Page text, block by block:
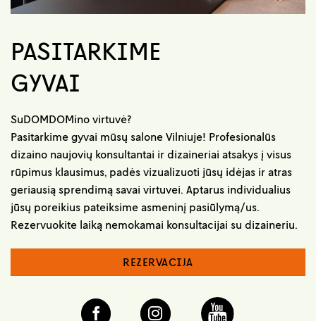
PASITARKIME
GYVAI
SuDOMDOMino virtuvė?
Pasitarkime gyvai mūsų salone Vilniuje! Profesionalūs
dizaino naujovių konsultantai ir dizaineriai atsakys į visus
rūpimus klausimus, padės vizualizuoti jūsų idėjas ir atras
geriausią sprendimą savai virtuvei. Aptarus individualius
jūsų poreikius pateiksime asmeninį pasiūlymą/us.
Rezervuokite laiką nemokamai konsultacijai su dizaineriu.
REZERVACIJA